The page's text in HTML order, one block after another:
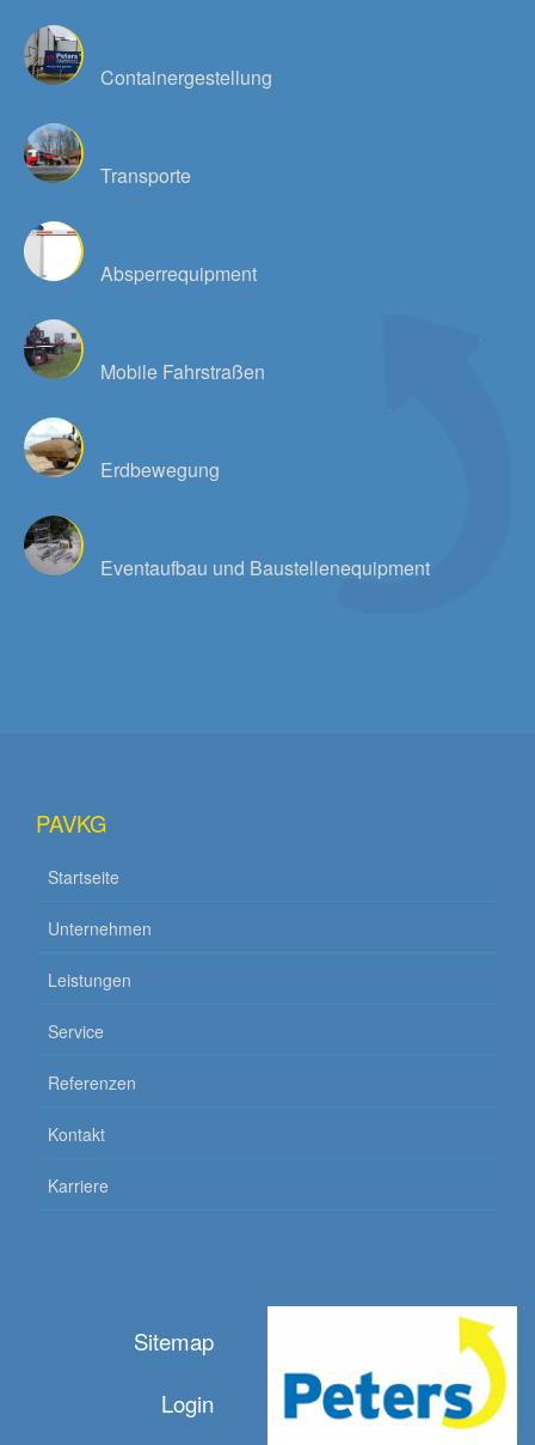
Containergestellung
Transporte
Absperrequipment
Mobile Fahrstraßen
Erdbewegung
Eventaufbau und Baustellenequipment
PAVKG
Startseite
Unternehmen
Leistungen
Service
Referenzen
Kontakt
Karriere
Sitemap
Login